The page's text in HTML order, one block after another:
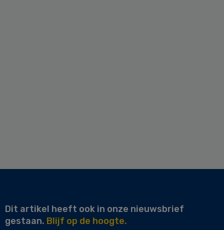
Dit artikel heeft ook in onze nieuwsbrief
gestaan. Blijf op de hoogte.